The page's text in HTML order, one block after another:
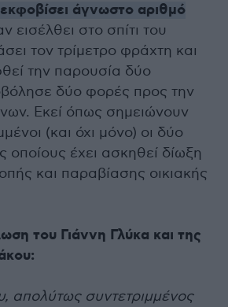
άγνωστο αριθμό
εισέλθει στο σπίτι του
τον τρίμετρο φράχτη και
την παρουσία δύο
δύο φορές προς την
Εκεί όπως σημειώνουν
(και όχι μόνο) οι δύο
οποίους έχει ασκηθεί δίωξη
και παραβίασης οικιακής
του Γιάννη Γλύκα και της
απολύτως συντετριμμένος